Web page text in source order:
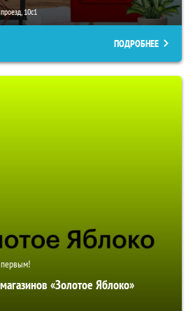
10с1
ПОДРОБНЕЕ
«Золотое Яблоко»